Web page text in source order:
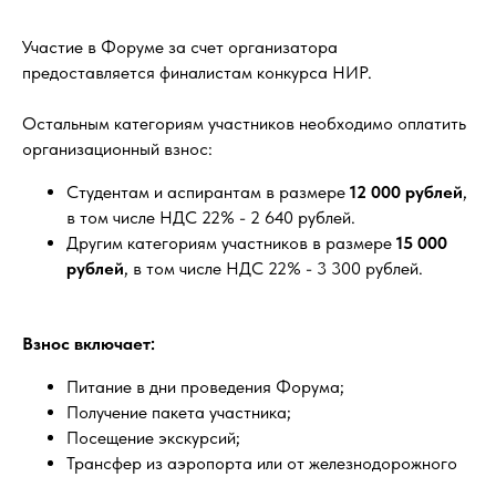
Участие в Форуме за счет организатора
предоставляется финалистам конкурса НИР.
Остальным категориям участников необходимо оплатить
организационный взнос:
Студентам и аспирантам в размере 12 000 рублей,
в том числе НДС 22% - 2 640 рублей.
Другим категориям участников в размере 15 000
рублей, в том числе НДС 22% - 3 300 рублей.
Взнос включает:
Питание в дни проведения Форума;
Получение пакета участника;
Посещение экскурсий;
Трансфер из аэропорта или от железнодорожного